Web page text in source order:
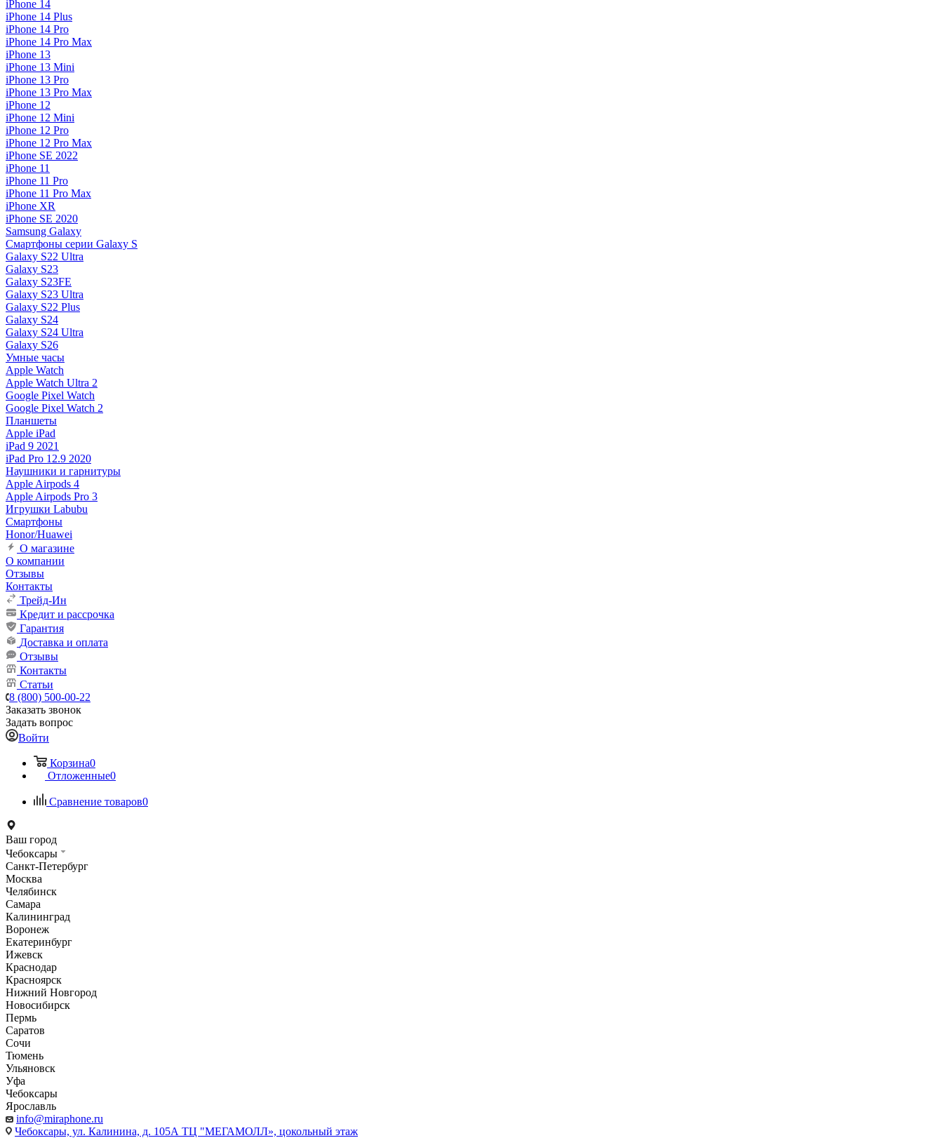
iPhone 14
iPhone 14 Plus
iPhone 14 Pro
iPhone 14 Pro Max
iPhone 13
iPhone 13 Mini
iPhone 13 Pro
iPhone 13 Pro Max
iPhone 12
iPhone 12 Mini
iPhone 12 Pro
iPhone 12 Pro Max
iPhone SE 2022
iPhone 11
iPhone 11 Pro
iPhone 11 Pro Max
iPhone XR
iPhone SE 2020
Samsung Galaxy
Смартфоны серии Galaxy S
Galaxy S22 Ultra
Galaxy S23
Galaxy S23FE
Galaxy S23 Ultra
Galaxy S22 Plus
Galaxy S24
Galaxy S24 Ultra
Galaxy S26
Умные часы
Apple Watch
Apple Watch Ultra 2
Google Pixel Watch
Google Pixel Watch 2
Планшеты
Apple iPad
iPad 9 2021
iPad Pro 12.9 2020
Наушники и гарнитуры
Apple Airpods 4
Apple Airpods Pro 3
Игрушки Labubu
Смартфоны
Honor/Huawei
О магазине
О компании
Отзывы
Контакты
Трейд-Ин
Кредит и рассрочка
Гарантия
Доставка и оплата
Отзывы
Контакты
Статьи
8 (800) 500-00-22
Заказать звонок
Задать вопрос
Войти
Корзина0
Отложенные0
Сравнение товаров0
Ваш город
Чебоксары
Санкт-Петербург
Москва
Челябинск
Самара
Калининград
Воронеж
Екатеринбург
Ижевск
Краснодар
Красноярск
Нижний Новгород
Новосибирск
Пермь
Саратов
Сочи
Тюмень
Ульяновск
Уфа
Чебоксары
Ярославль
info@miraphone.ru
Чебоксары, ул. Калинина, д. 105А ТЦ "МЕГАМОЛЛ», цокольный этаж